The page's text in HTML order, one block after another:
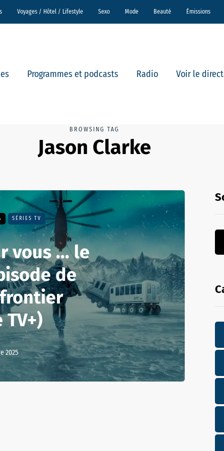
Voyages / Hôtel / Lifestyle Sexo Mode Beauté Émissions
Programmes et podcasts Radio Voir le direct
BROWSING TAG
Jason Clarke
SÉRIES TV
vous ... le
de
2025